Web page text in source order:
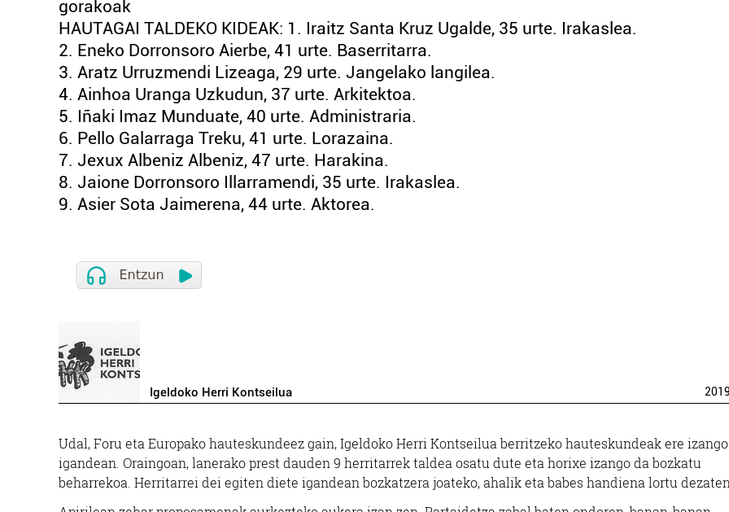
gorakoak
HAUTAGAI TALDEKO KIDEAK: 1. Iraitz Santa Kruz Ugalde, 35 urte. Irakaslea.
2. Eneko Dorronsoro Aierbe, 41 urte. Baserritarra.
3. Aratz Urruzmendi Lizeaga, 29 urte. Jangelako langilea.
4. Ainhoa Uranga Uzkudun, 37 urte. Arkitektoa.
5. Iñaki Imaz Munduate, 40 urte. Administraria.
6. Pello Galarraga Treku, 41 urte. Lorazaina.
7. Jexux Albeniz Albeniz, 47 urte. Harakina.
8. Jaione Dorronsoro Illarramendi, 35 urte. Irakaslea.
9. Asier Sota Jaimerena, 44 urte. Aktorea.
Igeldoko Herri Kontseilua 2019
Udal, Foru eta Europako hauteskundeez gain, Igeldoko Herri Kontseilua berritzeko hauteskundeak ere
igandean. Oraingoan, lanerako prest dauden 9 herritarrek taldea osatu dute eta horixe izango da bozkatu
beharrekoa. Herritarrei dei egiten diete igandean bozkatzera joateko, ahalik eta babes handiena lortu